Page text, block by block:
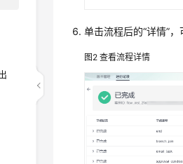
单击流程后的“详情”，
图2查看流程详情